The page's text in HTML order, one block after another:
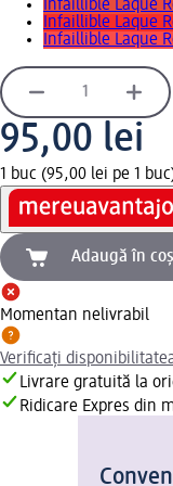
Infaillible Laque
Infaillible Laque
Infaillible Laque
95,00 lei
1 buc (95,00 lei pe 1
Adaugă în coș
Momentan nelivrabil
Verificați
Livrare gratuită la
Ridicare Expres din